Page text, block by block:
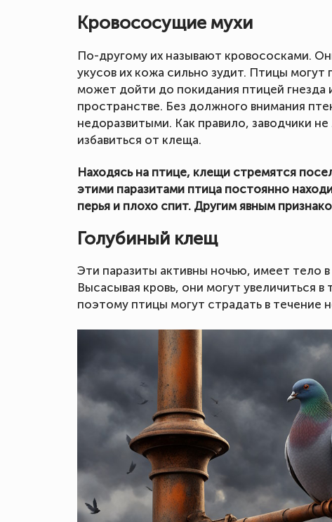
Кровососущие мухи
По-другому их называют кровососками.
укусов их кожа сильно зудит. Птицы могут
может дойти до покидания птицей гнезда
пространстве. Без должного внимания
недоразвитыми. Как правило, заводчики
избавиться от клеща.
Находясь на птице, клещи стремятся
этими паразитами птица постоянно
перья и плохо спит. Другим явным
Голубиный клещ
Эти паразиты активны ночью, имеет
Высасывая кровь, они могут увеличиться
поэтому птицы могут страдать в течение